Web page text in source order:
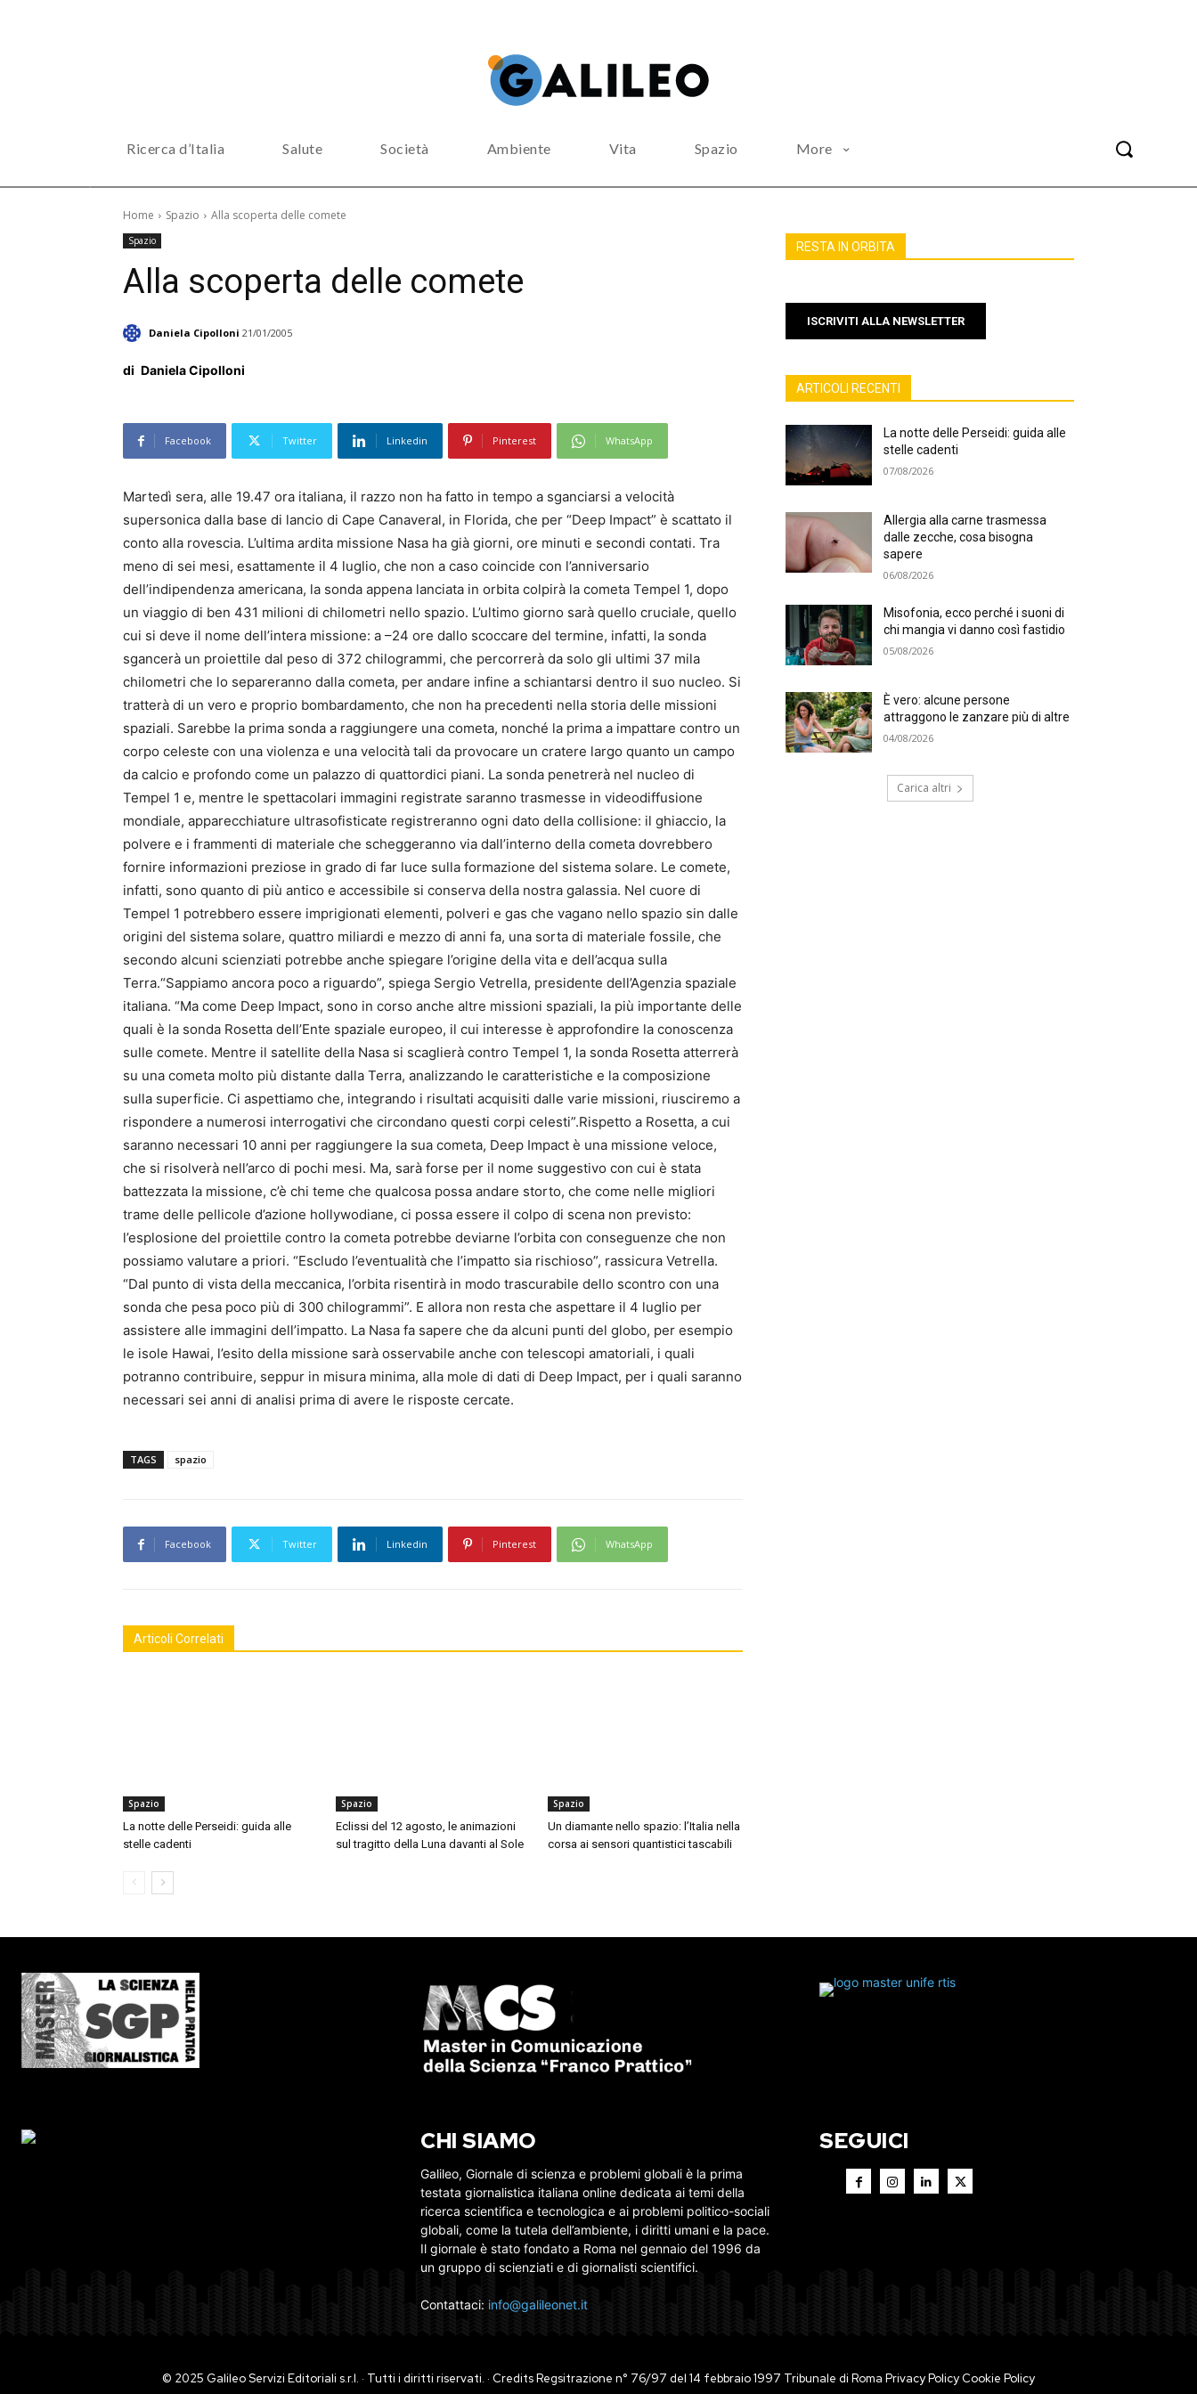
Ricerca d’Italia Salute Società Ambiente Vita Spazio More
Home Spazio Alla scoperta delle comete
Spazio
Alla scoperta delle comete
Daniela Cipolloni 21/01/2005
di Daniela Cipolloni
Facebook Twitter Linkedin Pinterest WhatsApp
Martedì sera, alle 19.47 ora italiana, il razzo non ha fatto in tempo a sganciarsi a velocità
supersonica dalla base di lancio di Cape Canaveral, in Florida, che per “Deep Impact” è scattato il
conto alla rovescia. L’ultima ardita missione Nasa ha già giorni, ore minuti e secondi contati. Tra
meno di sei mesi, esattamente il 4 luglio, che non a caso coincide con l’anniversario
dell’indipendenza americana, la sonda appena lanciata in orbita colpirà la cometa Tempel 1, dopo
un viaggio di ben 431 milioni di chilometri nello spazio. L’ultimo giorno sarà quello cruciale, quello
cui si deve il nome dell’intera missione: a –24 ore dallo scoccare del termine, infatti, la sonda
sgancerà un proiettile dal peso di 372 chilogrammi, che percorrerà da solo gli ultimi 37 mila
chilometri che lo separeranno dalla cometa, per andare infine a schiantarsi dentro il suo nucleo. Si
tratterà di un vero e proprio bombardamento, che non ha precedenti nella storia delle missioni
spaziali. Sarebbe la prima sonda a raggiungere una cometa, nonché la prima a impattare contro un
corpo celeste con una violenza e una velocità tali da provocare un cratere largo quanto un campo
da calcio e profondo come un palazzo di quattordici piani. La sonda penetrerà nel nucleo di
Tempel 1 e, mentre le spettacolari immagini registrate saranno trasmesse in videodiffusione
mondiale, apparecchiature ultrasofisticate registreranno ogni dato della collisione: il ghiaccio, la
polvere e i frammenti di materiale che scheggeranno via dall’interno della cometa dovrebbero
fornire informazioni preziose in grado di far luce sulla formazione del sistema solare. Le comete,
infatti, sono quanto di più antico e accessibile si conserva della nostra galassia. Nel cuore di
Tempel 1 potrebbero essere imprigionati elementi, polveri e gas che vagano nello spazio sin dalle
origini del sistema solare, quattro miliardi e mezzo di anni fa, una sorta di materiale fossile, che
secondo alcuni scienziati potrebbe anche spiegare l’origine della vita e dell’acqua sulla
Terra.“Sappiamo ancora poco a riguardo”, spiega Sergio Vetrella, presidente dell’Agenzia spaziale
italiana. “Ma come Deep Impact, sono in corso anche altre missioni spaziali, la più importante delle
quali è la sonda Rosetta dell’Ente spaziale europeo, il cui interesse è approfondire la conoscenza
sulle comete. Mentre il satellite della Nasa si scaglierà contro Tempel 1, la sonda Rosetta atterrerà
su una cometa molto più distante dalla Terra, analizzando le caratteristiche e la composizione
sulla superficie. Ci aspettiamo che, integrando i risultati acquisiti dalle varie missioni, riusciremo a
rispondere a numerosi interrogativi che circondano questi corpi celesti”.Rispetto a Rosetta, a cui
saranno necessari 10 anni per raggiungere la sua cometa, Deep Impact è una missione veloce,
che si risolverà nell’arco di pochi mesi. Ma, sarà forse per il nome suggestivo con cui è stata
battezzata la missione, c’è chi teme che qualcosa possa andare storto, che come nelle migliori
trame delle pellicole d’azione hollywodiane, ci possa essere il colpo di scena non previsto:
l’esplosione del proiettile contro la cometa potrebbe deviarne l’orbita con conseguenze che non
possiamo valutare a priori. “Escludo l’eventualità che l’impatto sia rischioso”, rassicura Vetrella.
“Dal punto di vista della meccanica, l’orbita risentirà in modo trascurabile dello scontro con una
sonda che pesa poco più di 300 chilogrammi”. E allora non resta che aspettare il 4 luglio per
assistere alle immagini dell’impatto. La Nasa fa sapere che da alcuni punti del globo, per esempio
le isole Hawai, l’esito della missione sarà osservabile anche con telescopi amatoriali, i quali
potranno contribuire, seppur in misura minima, alla mole di dati di Deep Impact, per i quali saranno
necessari sei anni di analisi prima di avere le risposte cercate.
TAGS spazio
Facebook Twitter Linkedin Pinterest WhatsApp
Articoli Correlati
Spazio
La notte delle Perseidi: guida alle
stelle cadenti
Spazio
Eclissi del 12 agosto, le animazioni
sul tragitto della Luna davanti al Sole
Spazio
Un diamante nello spazio: l’Italia nella
corsa ai sensori quantistici tascabili
RESTA IN ORBITA
ISCRIVITI ALLA NEWSLETTER
ARTICOLI RECENTI
La notte delle Perseidi: guida alle
stelle cadenti
07/08/2026
Allergia alla carne trasmessa
dalle zecche, cosa bisogna
sapere
06/08/2026
Misofonia, ecco perché i suoni di
chi mangia vi danno così fastidio
05/08/2026
È vero: alcune persone
attraggono le zanzare più di altre
04/08/2026
Carica altri
CHI SIAMO
Galileo, Giornale di scienza e problemi globali è la prima
testata giornalistica italiana online dedicata ai temi della
ricerca scientifica e tecnologica e ai problemi politico-sociali
globali, come la tutela dell’ambiente, i diritti umani e la pace.
Il giornale è stato fondato a Roma nel gennaio del 1996 da
un gruppo di scienziati e di giornalisti scientifici.
Contattaci: info@galileonet.it
SEGUICI
© 2025 Galileo Servizi Editoriali s.r.l. · Tutti i diritti riservati. · Credits Regsitrazione n° 76/97 del 14 febbraio 1997 Tribunale di Roma Privacy PolicyCookie Policy